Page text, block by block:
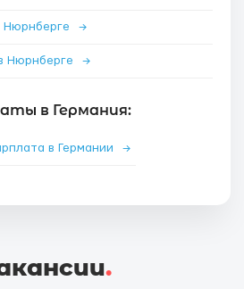
Нюрнберге →
Нюрнберге →
в Германия:
в Германии →
.